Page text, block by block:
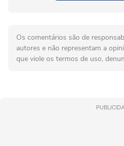
Os comentários são de
autores e não representam a
que viole os termos de uso,